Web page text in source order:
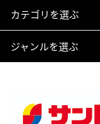
カテゴリを選ぶ
ジャンルを選ぶ